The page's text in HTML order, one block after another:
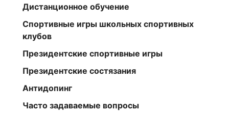
Дистанционное обучение
Спортивные игры школьных спортивных
клубов
Президентские спортивные игры
Президентские состязания
Антидопинг
Часто задаваемые вопросы